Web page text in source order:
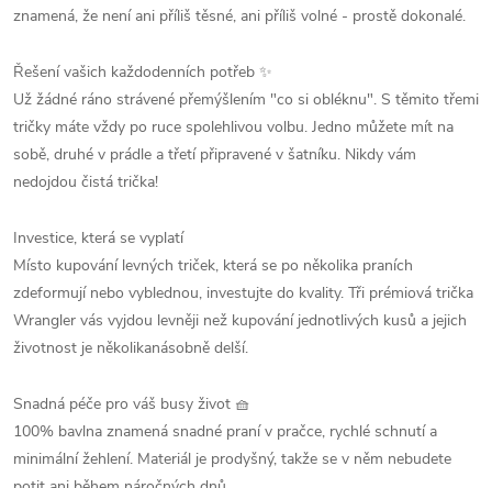
znamená, že není ani příliš těsné, ani příliš volné - prostě dokonalé.
Řešení vašich každodenních potřeb ✨
Už žádné ráno strávené přemýšlením "co si obléknu". S těmito třemi
tričky máte vždy po ruce spolehlivou volbu. Jedno můžete mít na
sobě, druhé v prádle a třetí připravené v šatníku. Nikdy vám
nedojdou čistá trička!
Investice, která se vyplatí
Místo kupování levných triček, která se po několika praních
zdeformují nebo vyblednou, investujte do kvality. Tři prémiová trička
Wrangler vás vyjdou levněji než kupování jednotlivých kusů a jejich
životnost je několikanásobně delší.
Snadná péče pro váš busy život 🧺
100% bavlna znamená snadné praní v pračce, rychlé schnutí a
minimální žehlení. Materiál je prodyšný, takže se v něm nebudete